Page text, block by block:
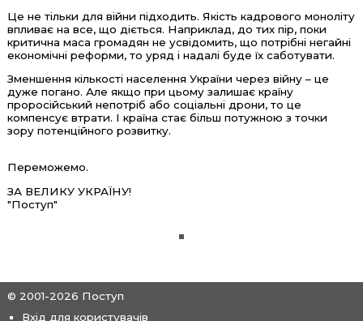
Це не тільки для війни підходить. Якість кадрового моноліту
впливає на все, що діється. Наприклад, до тих пір, поки
критична маса громадян не усвідомить, що потрібні негайні
економічні реформи, то уряд і надалі буде їх саботувати.
Зменшення кількості населення України через війну – це
дуже погано. Але якщо при цьому залишає країну
проросійський непотріб або соціальні дрони, то це
компенсує втрати. І країна стає більш потужною з точки
зору потенційного розвитку.
Переможемо.
ЗА ВЕЛИКУ УКРАЇНУ!
"Поступ"
© 2001-2026 Поступ
Вхід для користувачів